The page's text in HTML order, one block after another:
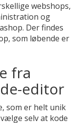
webshops,
og
Der findes
som løbende er
fra
editor
som er helt unik
selv at kode